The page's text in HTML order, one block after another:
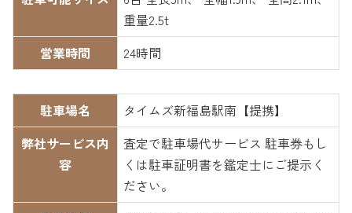
重量2.5t
営業時間
24時間
駐車場名
タイムズ新福島駅南【提携】
弊社サービス内
容
査定で駐車場代サービス 駐車券もし
くは駐車証明書を鑑定士にご提示く
ださい。